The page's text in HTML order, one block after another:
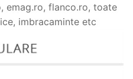
emag.ro, flanco.ro, toate
imbracaminte etc